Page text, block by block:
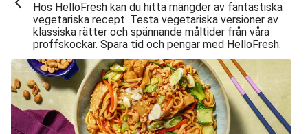
Hos HelloFresh kan du hitta mängder av fantastiska
vegetariska recept. Testa vegetariska versioner av
klassiska rätter och spännande måltider från våra
proffskockar. Spara tid och pengar med HelloFresh.